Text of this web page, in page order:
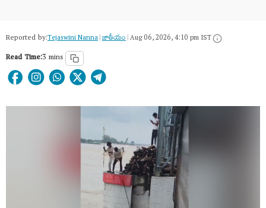
Reported by:Tejaswini Nanna|జాతీయం|Aug 06, 2026, 4:10 pm IST
Read Time:3 mins